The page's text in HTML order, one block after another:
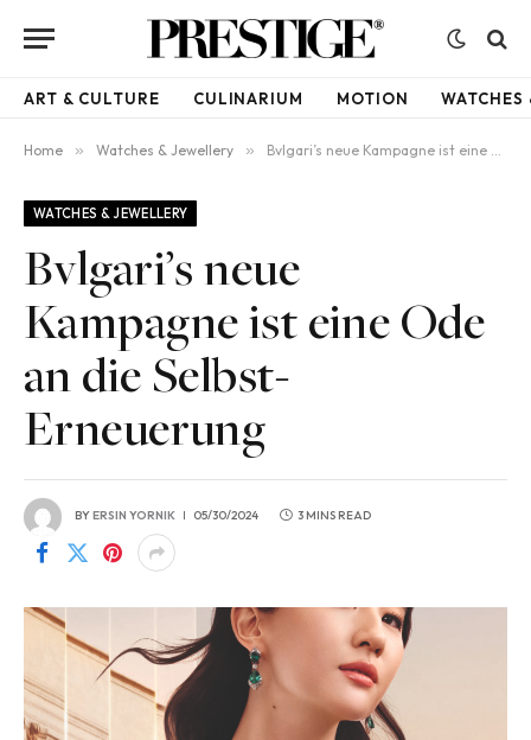
ART & CULTURE CULINARIUM MOTION WATCHES
Home » Watches & Jewellery » Bvlgari’s neue Kampagne ist eine Ode an die Selbst-Erneuerung
WATCHES & JEWELLERY
Bvlgari’s neue
Kampagne ist eine Ode
an die Selbst-
Erneuerung
BYERSIN YORNIK 05/30/2024 3 MINS READ